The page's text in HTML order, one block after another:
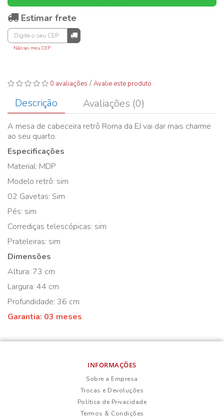
Estimar frete
Não sei meu CEP
0 avaliações /Avalie este produto
Descrição Avaliações (0)
A mesa de cabeceira retrô Roma da EJ vai dar mais charme
ao seu quarto.
Especificações
Material: MDP
Modelo retrô: sim
02 Gavetas: Sim
Pés: sim
Corrediças telescópicas: sim
Prateleiras: sim
Dimensões
Altura: 73 cm
Largura: 44 cm
Profundidade: 36 cm
Garantia: 03 meses
INFORMAÇÕES
Sobre a Empresa
Trocas e Devoluções
Política de Privacidade
Termos & Condições